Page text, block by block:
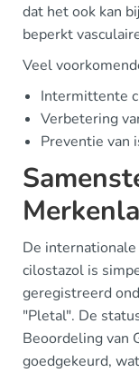
dat het ook kan
beperkt
Veel
Intermittente
Verbetering
Preventie van
De
cilostazol is
geregistreerd
"Pletal". De
Beoordeling van
goedgekeurd,